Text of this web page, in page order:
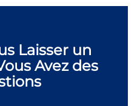
Laisser un
Avez des